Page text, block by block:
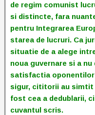
de regim comunist
si distincte, fara
pentru Integrarea
starea de lucruri. Ca
situatie de a alege
noua guvernare si a
satisfactia
sigur, cititorii au simtit
fost cea a dedublarii,
cuvantul scris.